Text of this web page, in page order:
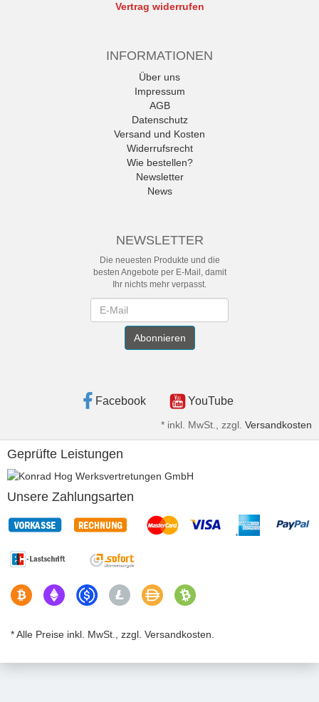
Vertrag widerrufen
INFORMATIONEN
Über uns
Impressum
AGB
Datenschutz
Versand und Kosten
Widerrufsrecht
Wie bestellen?
Newsletter
News
NEWSLETTER
Die neuesten Produkte und die
besten Angebote per E-Mail, damit
Ihr nichts mehr verpasst.
Abonnieren
Facebook YouTube
* inkl. MwSt., zzgl. Versandkosten
Geprüfte Leistungen
Unsere Zahlungsarten
* Alle Preise inkl. MwSt., zzgl. Versandkosten.